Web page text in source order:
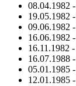
08.04.1982 -
19.05.1982 -
09.06.1982 -
16.06.1982 -
16.11.1982 -
16.07.1988 -
05.01.1985 -
12.01.1985 -